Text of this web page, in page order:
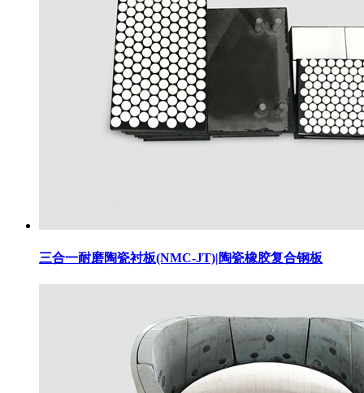
三合一耐磨陶瓷衬板(NMC-JT)|陶瓷橡胶复合钢板